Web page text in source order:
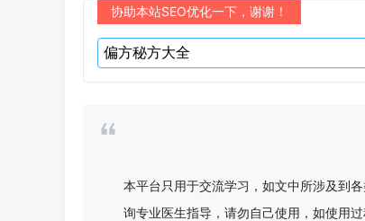
协助本站SEO优化一下，谢谢！
本平台只用于交流学习，如文中所涉及到
询专业医生指导，请勿自己使用，如使用